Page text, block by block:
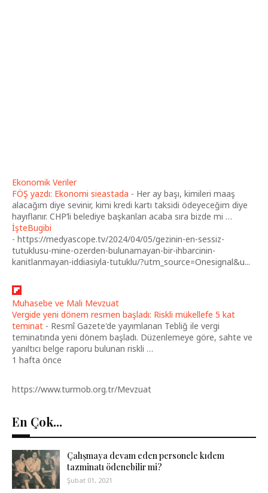
Ekonomik Veriler
FÖŞ yazdı: Ekonomi sieastada - Her ay başı, kimileri maaş
alacağım diye sevinir, kimi kredi kartı taksidi ödeyeceğim diye
hayıflanır. CHP’li belediye başkanları acaba sıra bizde mi …
İşteBugibi
- https://medyascope.tv/2024/04/05/gezinin-en-sessiz-
tutuklusu-mine-ozerden-bulunamayan-bir-ihbarcinin-
kanitlanmayan-iddiasiyla-tutuklu/?utm_source=Onesignal&u...
Muhasebe ve Mali Mevzuat
Vergide yeni dönem resmen başladı: Riskli mükellefe 5 kat
teminat - Resmî Gazete'de yayımlanan Tebliğ ile vergi
teminatında yeni dönem başladı. Düzenlemeye göre, sahte ve
yanıltıcı belge raporu bulunan riskli …
1 hafta önce
https://www.turmob.org.tr/Mevzuat
En Çok...
Çalışmaya devam eden personele kıdem
tazminatı ödenebilir mi?
Şubat 01, 2021